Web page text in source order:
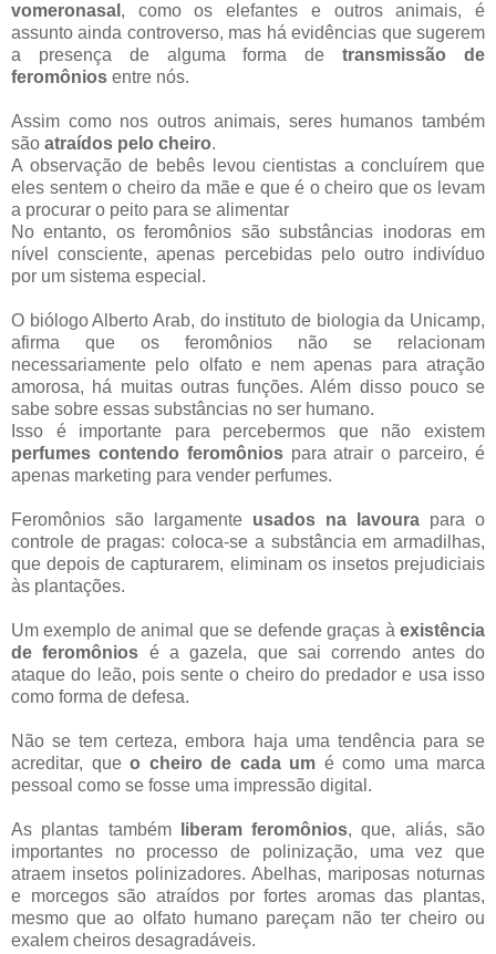
vomeronasal , como os elefantes e outros animais, é
assunto ainda controverso, mas há evidências que sugerem
a presença de alguma forma detransmissão de
feromônios entre nós.
Assim como nos outros animais, seres humanos também
são atraídos pelo cheiro.
A observação de bebês levou cientistas a concluírem que
eles sentem o cheiro da mãe e que é o cheiro que os levam
a procurar o peito para se alimentar
No entanto, os feromônios são substâncias inodoras em
nível consciente, apenas percebidas pelo outro indivíduo
por um sistema especial.
O biólogo Alberto Arab, do instituto de biologia da Unicamp,
afirma que os feromônios não se relacionam
necessariamente pelo olfato e nem apenas para atração
amorosa, há muitas outras funções. Além disso pouco se
sabe sobre essas substâncias no ser humano.
Isso é importante para percebermos que não existem
perfumes contendo feromôniospara atrair o parceiro, é
apenas marketing para vender perfumes.
Feromônios são largamente usados na lavoura para o
controle de pragas: coloca-se a substância em armadilhas,
que depois de capturarem, eliminam os insetos prejudiciais
às plantações.
Um exemplo de animal que se defende graças à existência
de feromônios é a gazela, que sai correndo antes do
ataque do leão, pois sente o cheiro do predador e usa isso
como forma de defesa.
Não se tem certeza, embora haja uma tendência para se
acreditar, que o cheiro de cada um é como uma marca
pessoal como se fosse uma impressão digital.
As plantas também liberam feromônios, que, aliás, são
importantes no processo de polinização, uma vez que
atraem insetos polinizadores. Abelhas, mariposas noturnas
e morcegos são atraídos por fortes aromas das plantas,
mesmo que ao olfato humano pareçam não ter cheiro ou
exalem cheiros desagradáveis.